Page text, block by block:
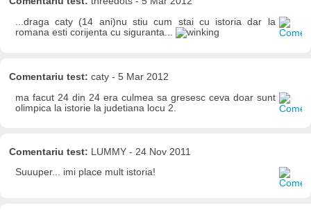
...draga caty (14 ani)nu stiu cum stai cu istoria dar la
romana esti corijenta cu siguranta...
Comentariu test: caty - 5 Mar 2012
ma facut 24 din 24 era culmea sa gresesc ceva doar sunt
olimpica la istorie la judetiana locu 2.
Comentariu test: LUMMY - 24 Nov 2011
Suuuper... imi place mult istoria!